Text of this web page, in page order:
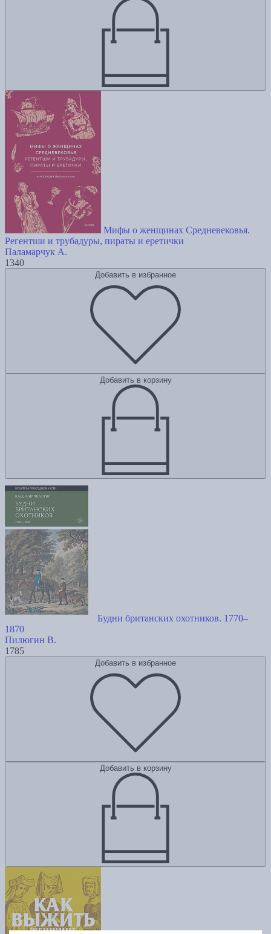
Мифы о женщинах Средневековья.
Регентши и трубадуры, пираты и еретички
Паламарчук А.
1340
Добавить в избранное
Добавить в корзину
Будни британских охотников. 1770–
1870
Пилюгин В.
1785
Добавить в избранное
Добавить в корзину